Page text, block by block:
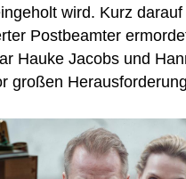
wird. Kurz
Postbeamter
Hauke Jacobs und
großen